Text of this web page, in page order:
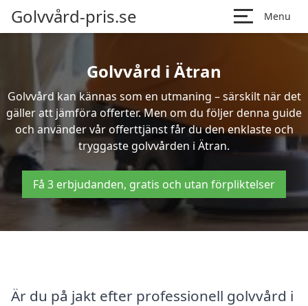
Golvvård-pris.se Menu
Golvvård i Ätran
Golvvård kan kännas som en utmaning – särskilt när det
gäller att jämföra offerter. Men om du följer denna guide
och använder vår offerttjänst får du den enklaste och
tryggaste golvvården i Ätran.
Få 3 erbjudanden, gratis och utan förpliktelser
Är du på jakt efter professionell golvvård i